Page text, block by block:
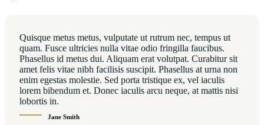
Quisque metus metus, vulputate ut rutrum nec, tempus ut
quam. Fusce ultricies nulla vitae odio fringilla faucibus.
Phasellus id metus dui. Aliquam erat volutpat. Curabitur sit
amet felis vitae nibh facilisis suscipit. Phasellus at urna non
enim egestas molestie. Sed porta tristique ex, vel iaculis
lorem bibendum et. Donec iaculis arcu neque, at mattis nisi
lobortis in.
Jane Smith